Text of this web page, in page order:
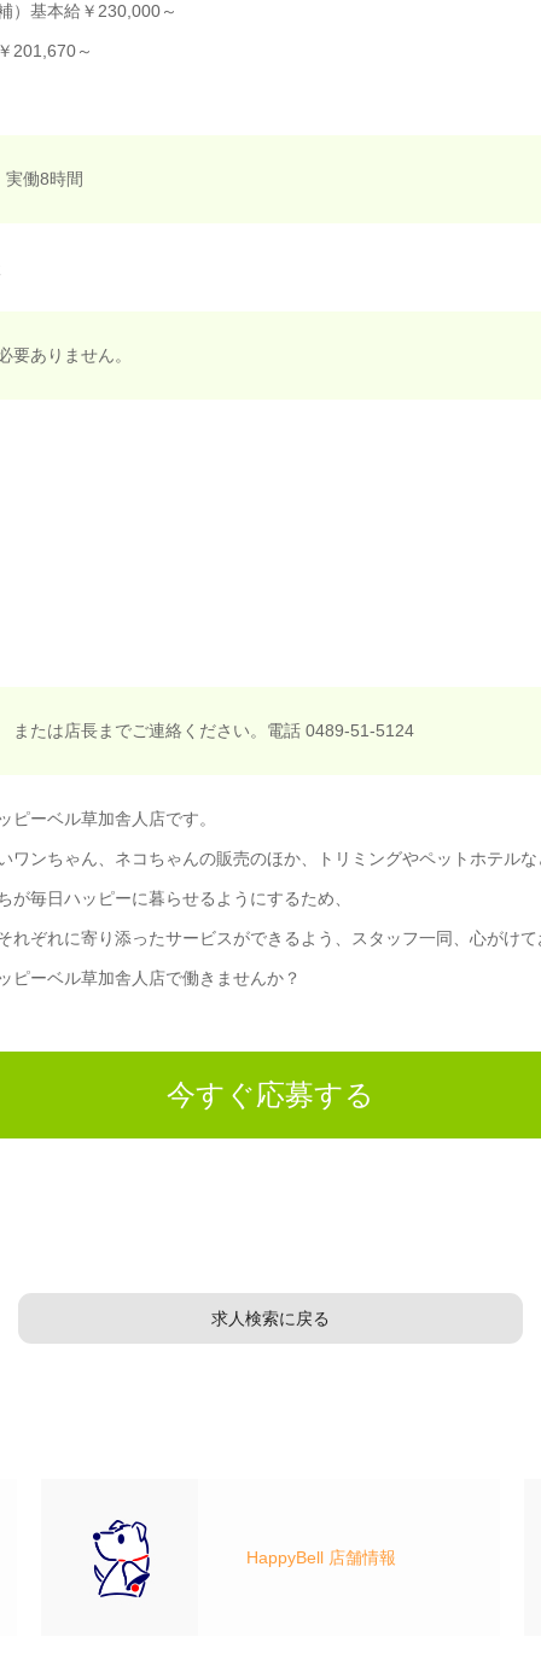
）基本給￥230,000～
201,670～
働8時間
要ありません。
たは店長までご連絡ください。電話 0489-51-5124
ーベル草加舎人店です。
ワンちゃん、ネコちゃんの販売のほか、トリミングやペットホテル
が毎日ハッピーに暮らせるようにするため、
れぞれに寄り添ったサービスができるよう、スタッフ一同、心がけ
ピーベル草加舎人店で働きませんか？
今すぐ応募する
求人検索に戻る
HappyBell 店舗情報